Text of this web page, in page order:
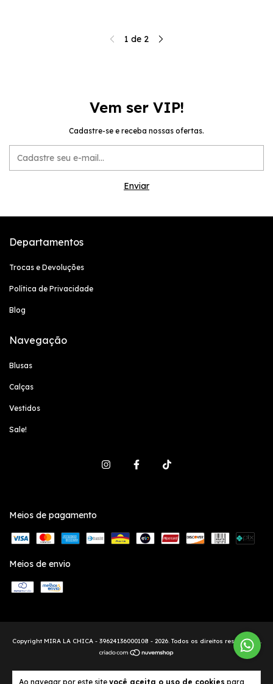
Ao navegar por este site você aceita o uso de cookies para
1 de 2
Vem ser VIP!
Cadastre-se e receba nossas ofertas.
Departamentos
Trocas e Devoluções
Política de Privacidade
Blog
Navegação
Blusas
Calças
Vestidos
Sale!
Meios de pagamento
Meios de envio
Copyright MIRA LA CHICA - 39624136000108 - 2026. Todos os direitos reservados.